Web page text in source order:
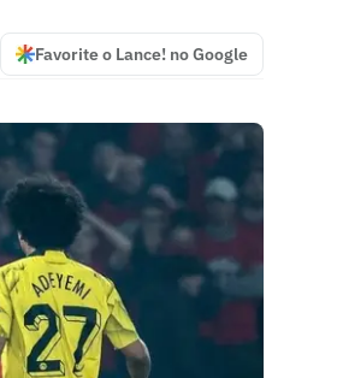
Favorite o Lance! no Google